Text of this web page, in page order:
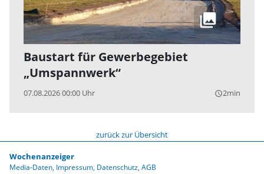
Baustart für Gewerbegebiet
„Umspannwerk“
07.08.2026 00:00 Uhr query_builder2min
zurück zur Übersicht
Wochenanzeiger
Media-Daten Impressum Datenschutz AGB